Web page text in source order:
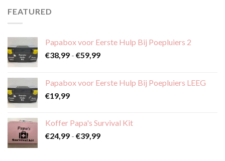
FEATURED
Papabox voor Eerste Hulp Bij Poepluiers 2
€38,99 - €59,99Prijsklasse:
€59,99
Papabox voor Eerste Hulp Bij Poepluiers LEEG
€19,99
Koffer Papa's Survival Kit
€24,99 - €39,99Prijsklasse: